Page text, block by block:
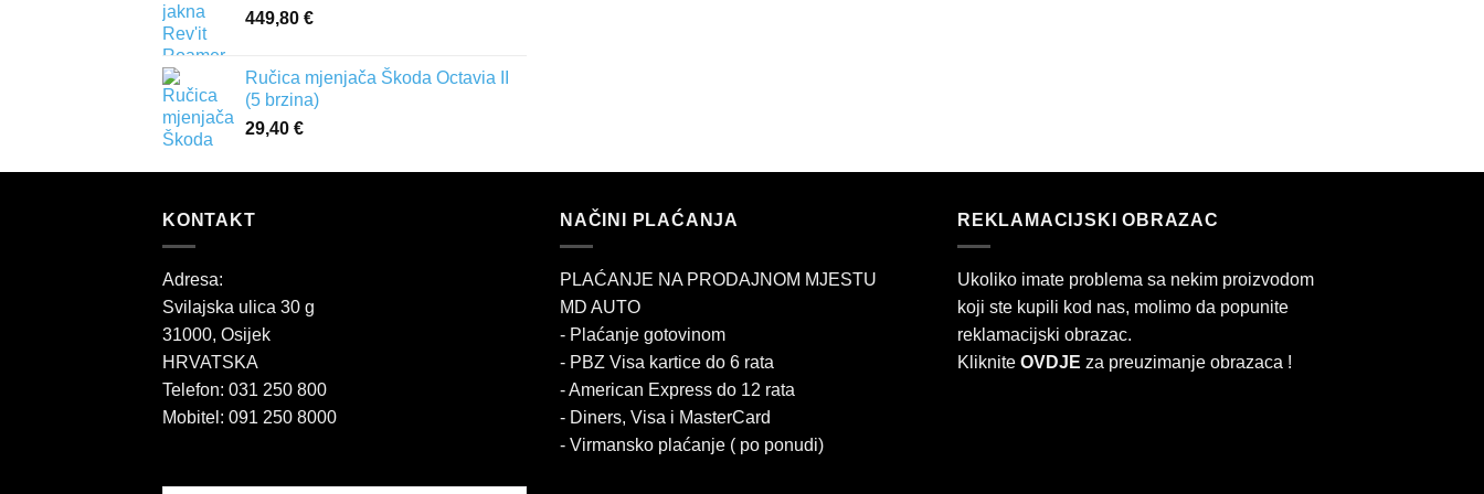
449,80 €
Ručica mjenjača Škoda Octavia II
(5 brzina)
29,40 €
KONTAKT
Adresa:
Svilajska ulica 30 g
31000, Osijek
HRVATSKA
Telefon: 031 250 800
Mobitel: 091 250 8000
NAČINI PLAĆANJA
PLAĆANJE NA PRODAJNOM MJESTU
MD AUTO
- Plaćanje gotovinom
- PBZ Visa kartice do 6 rata
- American Express do 12 rata
- Diners, Visa i MasterCard
- Virmansko plaćanje ( po ponudi)
REKLAMACIJSKI OBRAZAC
Ukoliko imate problema sa nekim proizvodom
koji ste kupili kod nas, molimo da popunite
reklamacijski obrazac.
Kliknite OVDJE za preuzimanje obrazaca !